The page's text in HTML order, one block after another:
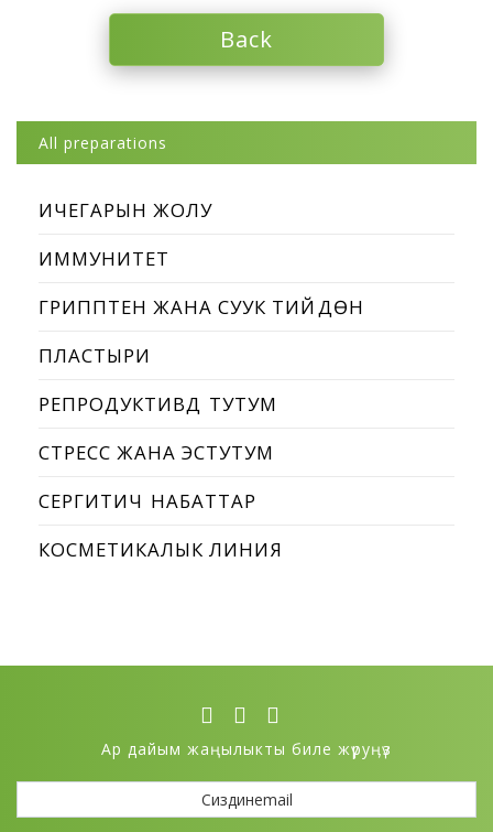
All preparations
ИЧЕГАРЫН ЖОЛУ
ИММУНИТЕТ
ГРИППТЕН ЖАНА СУУК ТИЙҮҮДӨН
ПЛАСТЫРИ
РЕПРОДУКТИВДҮҮ ТУТУМ
СТРЕСС ЖАНА ЭСТУТУМ
СЕРГИТИЧҮҮ НАБАТТАР
КОСМЕТИКАЛЫК ЛИНИЯ
Back
Ар дайым жаңылыкты биле жүруӊүз